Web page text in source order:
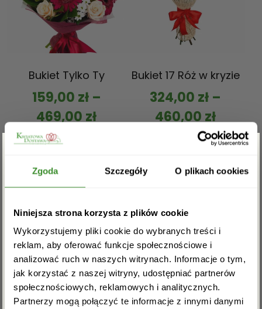
Zgoda Szczegóły O plikach cookies
Niniejsza strona korzysta z plików cookie
Wykorzystujemy pliki cookie do wybranych treści i
reklam, aby oferować funkcje społecznościowe i
analizować ruch w naszych witrynach. Informacje o tym,
jak korzystać z naszej witryny, udostępniać partnerów
społecznościowych, reklamowych i analitycznych.
Partnerzy mogą połączyć te informacje z innymi danymi
Bukiet Tylko Ty
159,00 zł–
469,00 zł
Bukiet 17 Róż w kryzie
324,00 zł –
460,00 zł
Zgarnij rabat -5%
Zapisz się do newslettera i zgarnij
rabat na pierwsze zakupy!